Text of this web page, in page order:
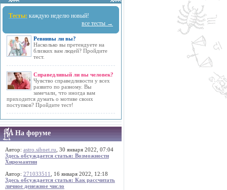
Тесты: каждую неделю новый!
все тесты →
Ревнивы ли вы?
Насколько вы претендуете на
близких вам людей? Пройдите
тест.
Справедливый ли вы человек?
Чувство справедливости у всех
развито по разному. Вы
замечали, что иногда вам
приходится думать о мотиве своих
поступков? Пройдите тест!
На форуме
Автор: astro.sibnet.ru , 30 января 2022, 07:04
Здесь обсуждается статья: Возможности
Хиромантии
Автор: 271033511
, 16 января 2022, 12:18
Здесь обсуждается статья: Как рассчитать
личное денежное число